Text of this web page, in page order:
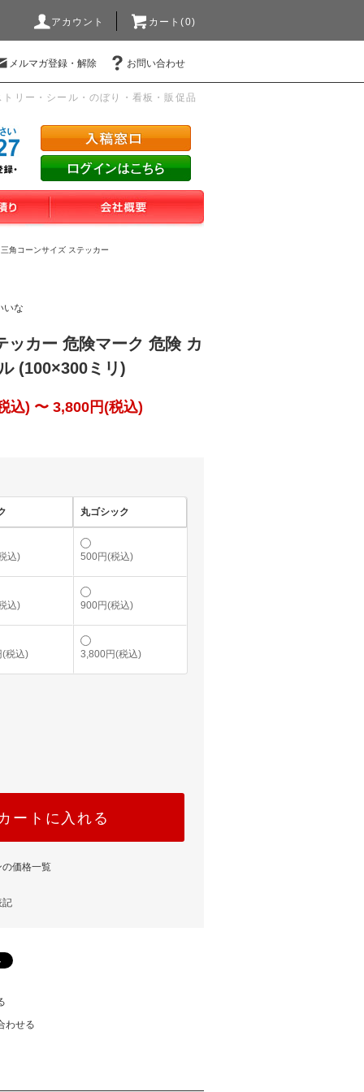
アカウント カート(0)
メルマガ登録・解除 お問い合わせ
リー・シール・のぼり・看板・販促品
三角コーンサイズ ステッカー
いな
ッカー 危険マーク 危険 カ
(100×300ミリ)
込) 〜 3,800円(税込)
丸ゴシック
込) 500円(税込)
込) 900円(税込)
税込) 3,800円(税込)
ートに入れる
価格一覧
記
わせる